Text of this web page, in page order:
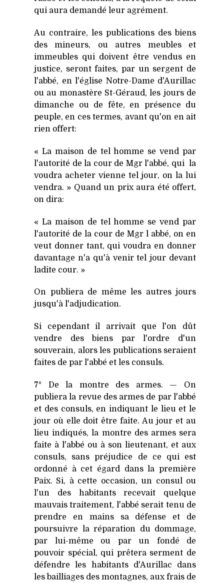
qui aura demandé leur agrément.
Au contraire, les publications des biens
des mineurs, ou autres meubles et
immeubles qui doivent être vendus en
justice, seront faites, par un sergent de
l'abbé, en l'église Notre-Dame d'Aurillac
ou au monastère St-Géraud, les jours de
dimanche ou de fête, en présence du
peuple, en ces termes, avant qu'on en ait
rien offert:
« La maison de tel homme se vend par
l'autorité de la cour de Mgr l'abbé, qui la
voudra acheter vienne tel jour, on la lui
vendra. » Quand un prix aura été offert,
on dira:
« La maison de tel homme se vend par
l'autorité de la cour de Mgr l abbé, on en
veut donner tant, qui voudra en donner
davantage n'a qu'à venir tel jour devant
ladite cour. »
On publiera de même les autres jours
jusqu'à l'adjudication.
Si cependant il arrivait que l'on dût
vendre des biens par l'ordre d'un
souverain, alors les publications seraient
faites de par l'abbé et les consuls.
7° De la montre des armes. — On
publiera la revue des armes de par l'abbé
et des consuls, en indiquant le lieu et le
jour où elle doit être faite. Au jour et au
lieu indiqués, la montre des armes sera
faite à l'abbé ou à son lieutenant, et aux
consuls, sans préjudice de ce qui est
ordonné à cet égard dans la première
Paix. Si, à cette occasion, un consul ou
l'un des habitants recevait quelque
mauvais traitement, l'abbé serait tenu de
prendre en mains sa défense et de
poursuivre la réparation du dommage,
par lui-même ou par un fondé de
pouvoir spécial, qui prêtera serment de
défendre les habitants d'Aurillac dans
les bailliages des montagnes, aux frais de